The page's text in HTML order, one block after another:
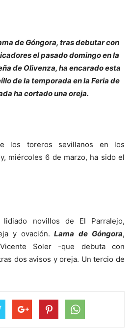
de Góngora, tras debutar con
el pasado domingo en la
de Olivenza, ha encarado esta
de la temporada en la Feria de
ha cortado una oreja.
toreros sevillanos en los
miércoles 6 de marzo, ha sido el
novillos de El Parralejo,
y ovación. Lama de Góngora,
Soler -que debuta con
dos avisos y oreja. Un tercio de